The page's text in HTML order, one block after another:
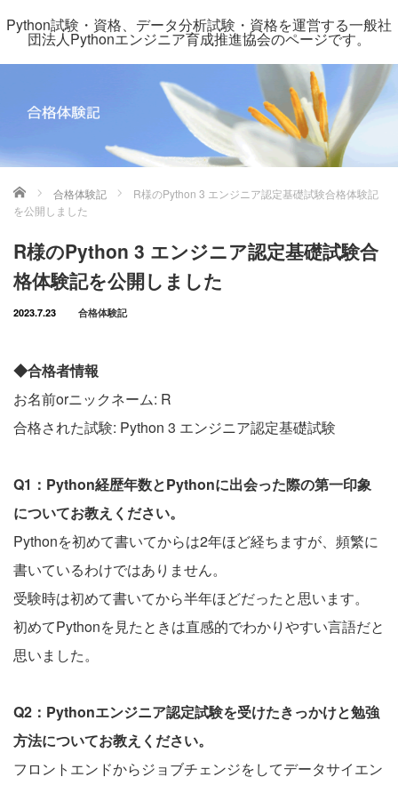
Python試験・資格、データ分析試験・資格を運営する一般社
団法人Pythonエンジニア育成推進協会のページです。
ホーム 合格体験記
R様のPython 3 エンジニア認定基礎試験合格体験記
を公開しました
R様のPython 3 エンジニア認定基礎試験合
格体験記を公開しました
2023.7.23 合格体験記
◆合格者情報
お名前orニックネーム: R
合格された試験: Python 3 エンジニア認定基礎試験
Q1：Python経歴年数とPythonに出会った際の第一印象
についてお教えください。
Pythonを初めて書いてからは2年ほど経ちますが、頻繁に
書いているわけではありません。
受験時は初めて書いてから半年ほどだったと思います。
初めてPythonを見たときは直感的でわかりやすい言語だと
思いました。
Q2：Pythonエンジニア認定試験を受けたきっかけと勉強
方法についてお教えください。
フロントエンドからジョブチェンジをしてデータサイエン